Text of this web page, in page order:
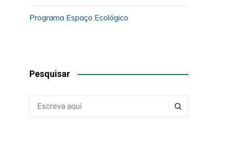
Programa Espaço Ecológico
Pesquisar